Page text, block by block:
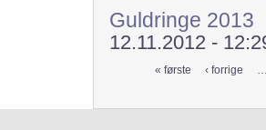
Guldringe 2013
12.11.2012 -
« første ‹ forrige